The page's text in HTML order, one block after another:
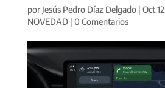
por Jesús Pedro Díaz Delgado| Oct
NOVEDAD| 0 Comentarios